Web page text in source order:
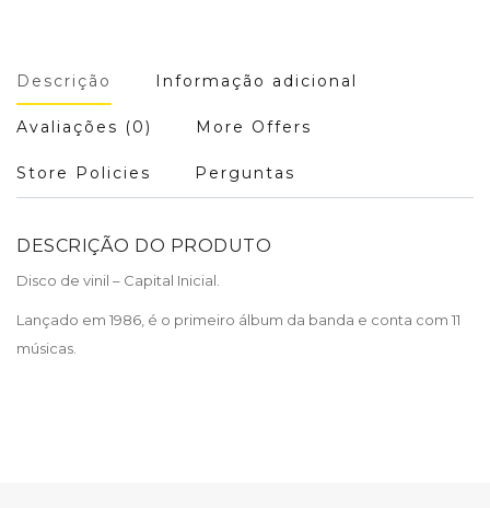
Descrição Informação adicional
Avaliações (0) More Offers
Store Policies Perguntas
DESCRIÇÃO DO PRODUTO
Disco de vinil – Capital Inicial.
Lançado em 1986, é o primeiro álbum da banda e conta com 11
músicas.